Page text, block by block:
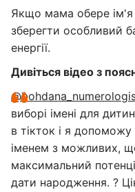
Якщо мама обере ім'я
зберегти особливий
енергії.
Дивіться відео з
виборі імені для
в тікток і я
іменем з можливих,
максимальний
дати народження. ?